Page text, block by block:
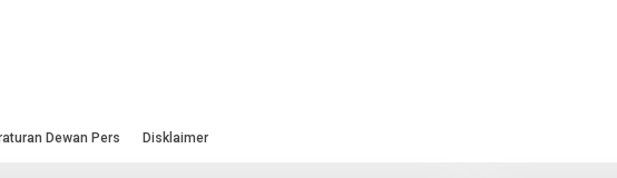
Dewan Pers Disklaimer